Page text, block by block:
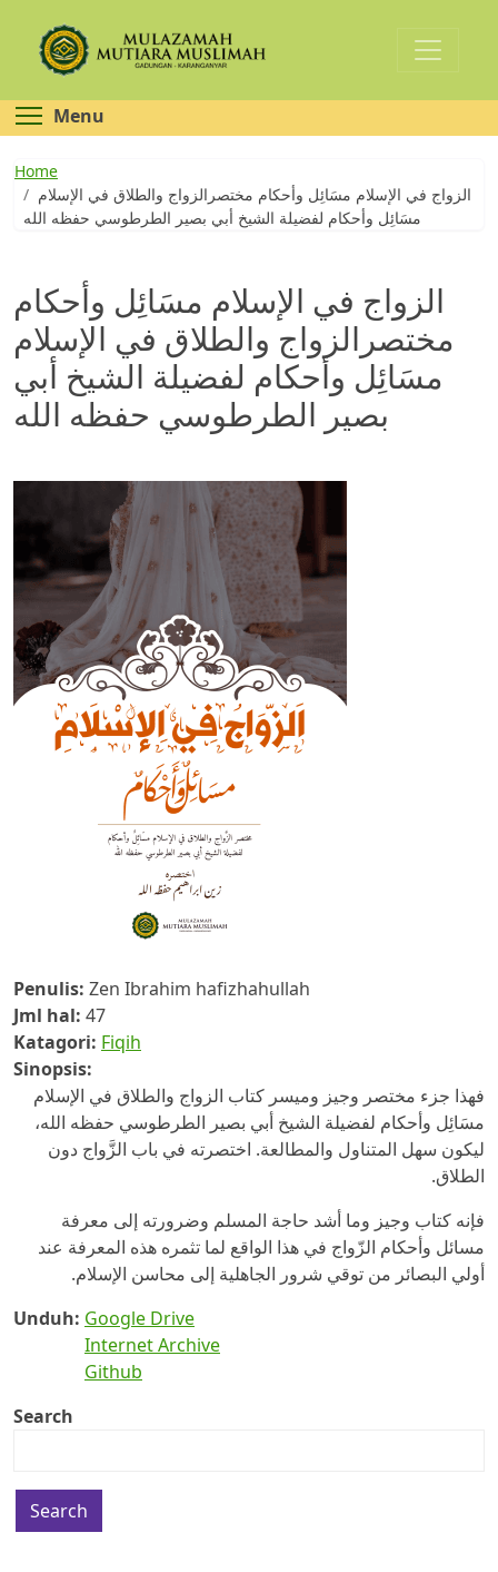
Skip
to
main
content
Menu
You
are
Home
الزواج في الإسلام مسَائِل وأحكام مختصرالزواج والطلاق في الإسلام
مسَائِل وأحكام لفضيلة الشيخ أبي بصير الطرطوسي حفظه الله
الزواج في الإسلام مسَائِل وأحكام
مختصرالزواج والطلاق في الإسلام
مسَائِل وأحكام لفضيلة الشيخ أبي
بصير الطرطوسي حفظه الله
cover
small-
min.png
Penulis: Zen Ibrahim hafizhahullah
Jml hal: 47
Katagori: Fiqih
Sinopsis:
فهذا جزء مختصر وجيز وميسر كتاب الزواج والطلاق في الإسلام
مسَائِل وأحكام لفضيلة الشيخ أبي بصير الطرطوسي حفظه الله،
ليكون سهل المتناول والمطالعة. اختصرته في باب الزَّواج دون
الطلاق.
فإنه كتاب وجيز وما أشد حاجة المسلم وضرورته إلى معرفة
مسائل وأحكام الزّواج في هذا الواقع لما تثمره هذه المعرفة عند
أولي البصائر من توقي شرور الجاهلية إلى محاسن الإسلام.
Unduh: Google Drive
Internet Archive
Github
Search